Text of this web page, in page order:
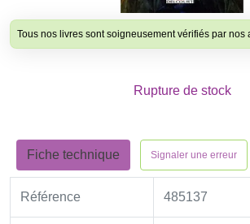
Tous nos livres sont soigneusement vérifiés par nos
Rupture de stock
Fiche technique Signaler une erreur
Référence 485137